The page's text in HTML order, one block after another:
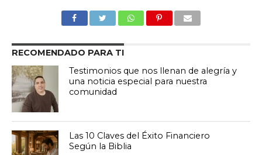
RECOMENDADO PARA TI
Testimonios que nos llenan de alegría y
una noticia especial para nuestra
comunidad
Las 10 Claves del Éxito Financiero
Según la Biblia